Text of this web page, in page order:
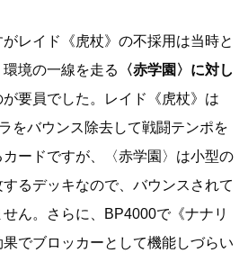
レイド《虎杖》の不採用は当時と
境の一線を走る
〈赤学園〉に対し
が要員でした。レイド《虎杖》は
をバウンス除去して戦闘テンポを
ードですが、〈赤学園〉は小型の
るデッキなので、バウンスされて
ん。さらに、BP4000で《ナナリ
でブロッカーとして機能しづらい